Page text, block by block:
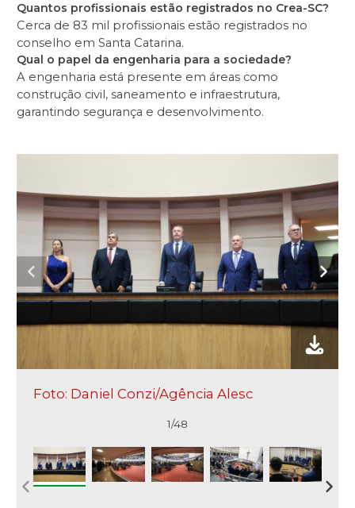
Quantos profissionais estão registrados no Crea-SC?
Cerca de 83 mil profissionais estão registrados no
conselho em Santa Catarina.
Qual o papel da engenharia para a sociedade?
A engenharia está presente em áreas como
construção civil, saneamento e infraestrutura,
garantindo segurança e desenvolvimento.
Foto: Daniel Conzi/Agência Alesc
1/48